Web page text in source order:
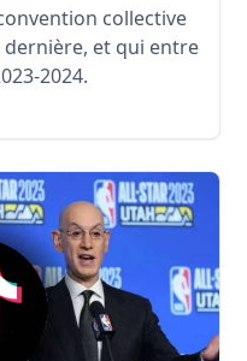
collective
dernière, et qui entre
2024.